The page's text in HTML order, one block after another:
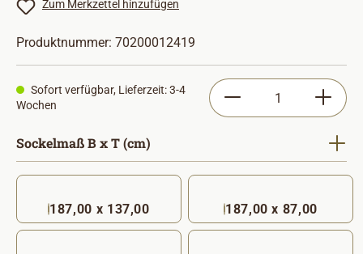
Zum Merkzettel hinzufügen
Produktnummer: 70200012419
Sofort verfügbar, Lieferzeit: 3-4
Wochen
Produkt Anzahl:
Sockelmaß B x T (cm)
187,00 x 137,00 187,00 x 87,00